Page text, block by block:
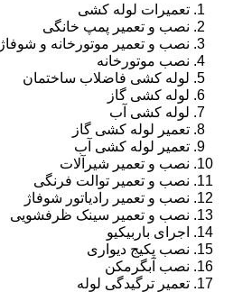
تعمیرات لوله کشی
نصب و تعمیر پمپ خانگی
نصب و تعمیر موتورخانه و شوفاژ
نصب موتورخانه
لوله کشی فاضلاب ساختمان
لوله کشی گاز
لوله کشی آب
تعمیر لوله کشی گاز
تعمیر لوله کشی آب
نصب و تعمیر شیرآلات
نصب و تعمیر توالت فرنگی
نصب و تعمیر رادیاتور شوفاژ
نصب و تعمیر سینک ظرفشویی
اجرای باربیکیو
نصب پکیج دیواری
نصب آبگرمکن
تعمیر ترگیدگی لوله